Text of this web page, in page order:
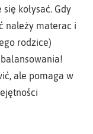
kołysać. Gdy
należy materac i
rodzice)
ale pomaga w